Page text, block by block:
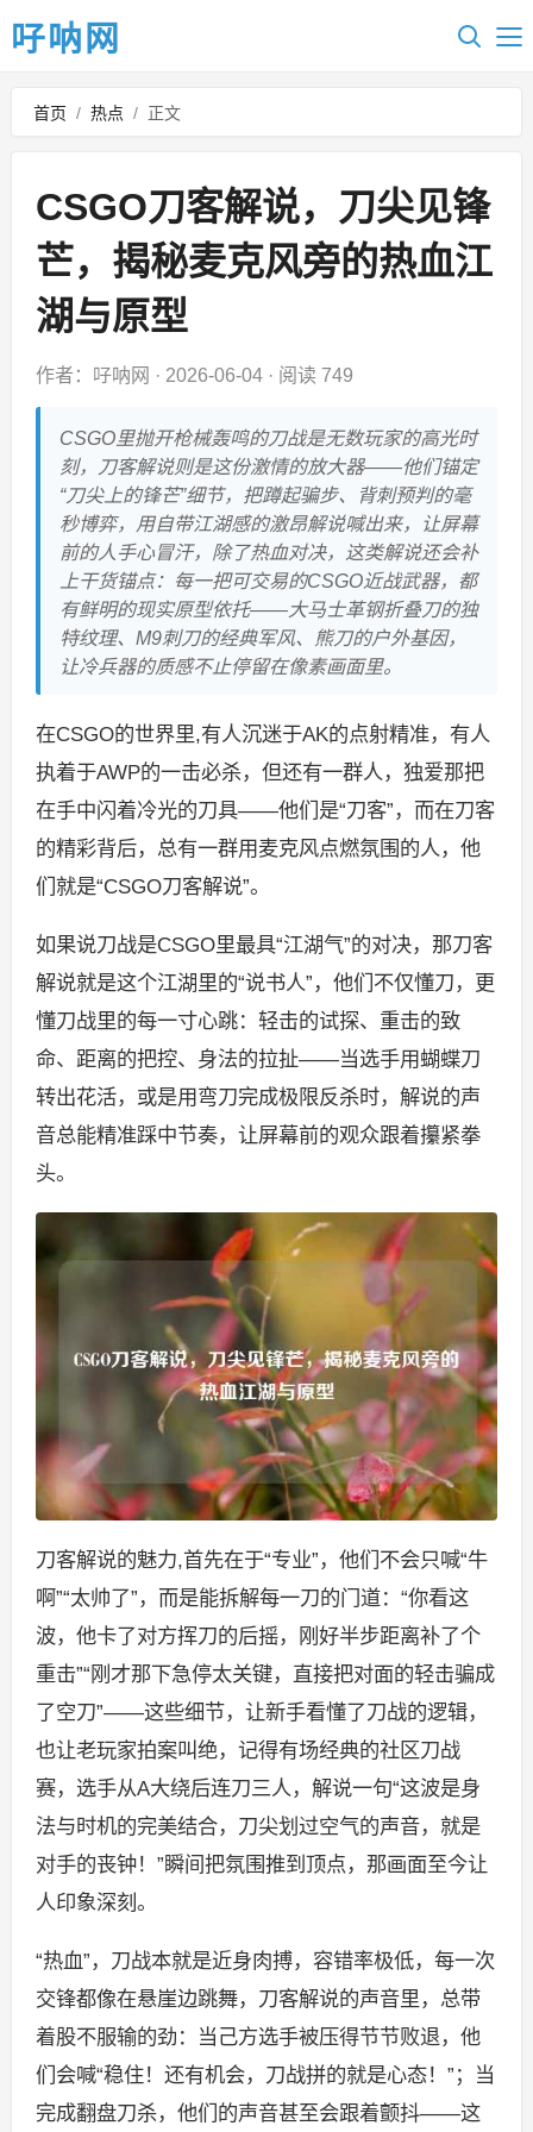
吇呐网
首页 / 热点 / 正文
CSGO刀客解说，刀尖见锋
芒，揭秘麦克风旁的热血江
湖与原型
作者：吇呐网 · 2026-06-04· 阅读 749
CSGO里抛开枪械轰鸣的刀战是无数玩家的高光时
刻，刀客解说则是这份激情的放大器——他们锚定
“刀尖上的锋芒”细节，把蹲起骗步、背刺预判的毫
秒博弈，用自带江湖感的激昂解说喊出来，让屏幕
前的人手心冒汗，除了热血对决，这类解说还会补
上干货锚点：每一把可交易的CSGO近战武器，都
有鲜明的现实原型依托——大马士革钢折叠刀的独
特纹理、M9刺刀的经典军风、熊刀的户外基因，
让冷兵器的质感不止停留在像素画面里。
在CSGO的世界里,有人沉迷于AK的点射精准，有人
执着于AWP的一击必杀，但还有一群人，独爱那把
在手中闪着冷光的刀具——他们是“刀客”，而在刀客
的精彩背后，总有一群用麦克风点燃氛围的人，他
们就是“CSGO刀客解说”。
如果说刀战是CSGO里最具“江湖气”的对决，那刀客
解说就是这个江湖里的“说书人”，他们不仅懂刀，更
懂刀战里的每一寸心跳：轻击的试探、重击的致
命、距离的把控、身法的拉扯——当选手用蝴蝶刀
转出花活，或是用弯刀完成极限反杀时，解说的声
音总能精准踩中节奏，让屏幕前的观众跟着攥紧拳
头。
刀客解说的魅力,首先在于“专业”，他们不会只喊“牛
啊”“太帅了”，而是能拆解每一刀的门道：“你看这
波，他卡了对方挥刀的后摇，刚好半步距离补了个
重击”“刚才那下急停太关键，直接把对面的轻击骗成
了空刀”——这些细节，让新手看懂了刀战的逻辑，
也让老玩家拍案叫绝，记得有场经典的社区刀战
赛，选手从A大绕后连刀三人，解说一句“这波是身
法与时机的完美结合，刀尖划过空气的声音，就是
对手的丧钟！”瞬间把氛围推到顶点，那画面至今让
人印象深刻。
“热血”，刀战本就是近身肉搏，容错率极低，每一次
交锋都像在悬崖边跳舞，刀客解说的声音里，总带
着股不服输的劲：当己方选手被压得节节败退，他
们会喊“稳住！还有机会，刀战拼的就是心态！”；当
完成翻盘刀杀，他们的声音甚至会跟着颤抖——这